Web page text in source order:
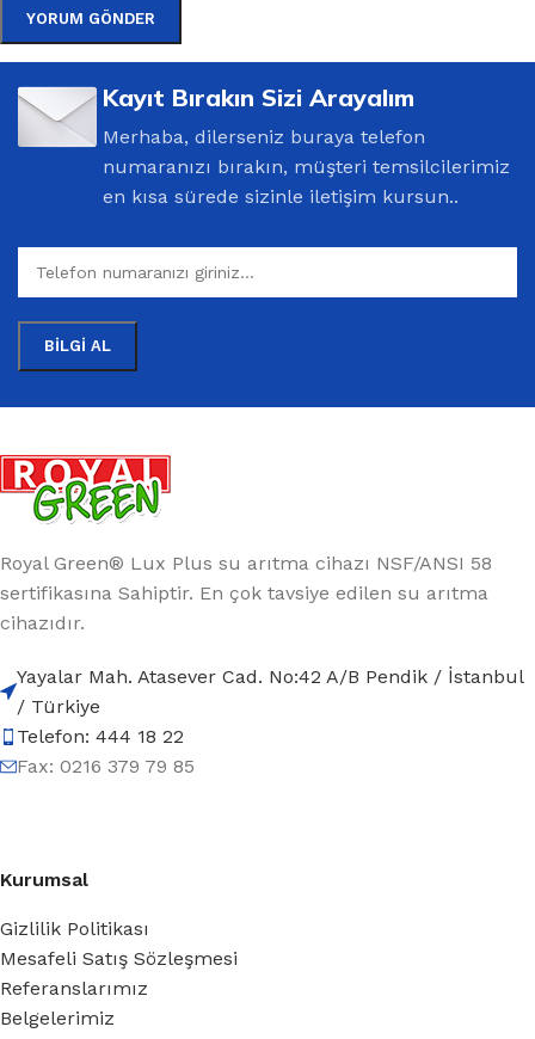
Kayıt Bırakın Sizi Arayalım
Merhaba, dilerseniz buraya telefon
numaranızı bırakın, müşteri temsilcilerimiz
en kısa sürede sizinle iletişim kursun..
Royal Green® Lux Plus su arıtma cihazı NSF/ANSI 58
sertifikasına Sahiptir. En çok tavsiye edilen su arıtma
cihazıdır.
Yayalar Mah. Atasever Cad. No:42 A/B Pendik / İstanbul
/ Türkiye
Telefon: 444 18 22
Fax: 0216 379 79 85
Kurumsal
Gizlilik Politikası
Mesafeli Satış Sözleşmesi
Referanslarımız
Belgelerimiz